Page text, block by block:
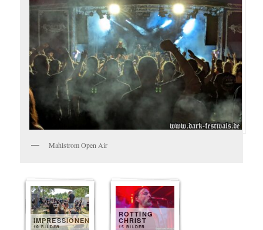
Mahlstrom Open Air
IMPRESSIONEN
10 BILDER
ROTTING
CHRIST
15 BILDER